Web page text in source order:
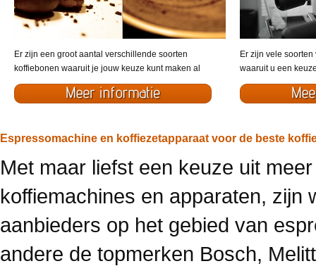
Er zijn een groot aantal verschillende soorten
koffiebonen waaruit je jouw keuze kunt maken al
Er zijn vele
waaruit u een
Espressomachine en koffiezetapparaat voor de beste
Met maar liefst een keuze uit
koffiemachines en apparaten, zijn
aanbieders op het gebied van
andere de topmerken Bosch,